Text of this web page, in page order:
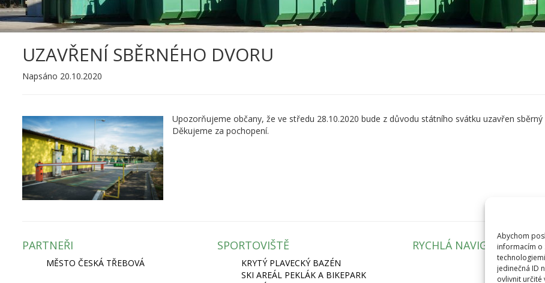
Abychom
informacím o
jedinečná ID
ovlivnit určité
UZAVŘENÍ SBĚRNÉHO DVORU
Napsáno 20.10.2020
Upozorňujeme občany, že ve středu 28.10.2020 bude z důvodu státního svátku uzavřen sběrný
Děkujeme za pochopení.
PARTNEŘI
MĚSTO ČESKÁ TŘEBOVÁ
SPORTOVIŠTĚ
KRYTÝ PLAVECKÝ BAZÉN
SKI AREÁL PEKLÁK A BIKEPARK
RYCHLÁ NAVIGACE